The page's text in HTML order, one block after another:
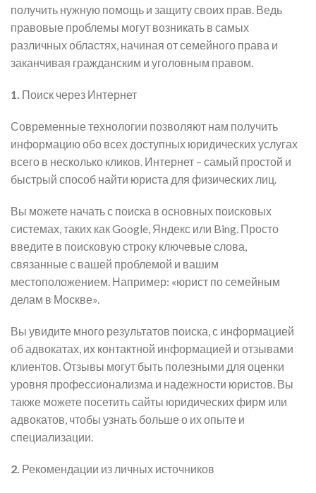
получить нужную помощь и защиту своих прав. Ведь
правовые проблемы могут возникать в самых
различных областях, начиная от семейного права и
заканчивая гражданским и уголовным правом.
1. Поиск через Интернет
Современные технологии позволяют нам получить
информацию обо всех доступных юридических услугах
всего в несколько кликов. Интернет – самый простой и
быстрый способ найти юриста для физических лиц.
Вы можете начать с поиска в основных поисковых
системах, таких как Google, Яндекс или Bing. Просто
введите в поисковую строку ключевые слова,
связанные с вашей проблемой и вашим
местоположением. Например: «юрист по семейным
делам в Москве».
Вы увидите много результатов поиска, с информацией
об адвокатах, их контактной информацией и отзывами
клиентов. Отзывы могут быть полезными для оценки
уровня профессионализма и надежности юристов. Вы
также можете посетить сайты юридических фирм или
адвокатов, чтобы узнать больше о их опыте и
специализации.
2. Рекомендации из личных источников